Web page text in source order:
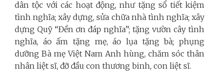
dân tộc với các hoạt động, như tặng sổ tiết kiệm
tình nghĩa; xây dựng, sửa chữa nhà tình nghĩa; xây
dựng Quỹ “Đền ơn đáp nghĩa”; tặng vườn cây tình
nghĩa, áo ấm tặng mẹ, áo lụa tặng bà; phụng
dưỡng Bà mẹ Việt Nam Anh hùng, chăm sóc thân
nhân liệt sĩ, đỡ đầu con thương binh, con liệt sĩ.